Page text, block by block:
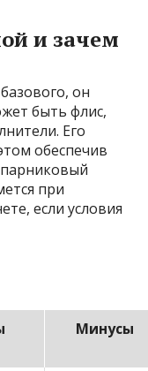
и зачем
он
быть флис,
Его
обеспечив
парниковый
при
если условия
Минусы